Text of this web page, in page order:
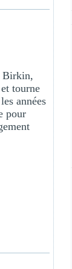
Birkin,
tourne
années
pour